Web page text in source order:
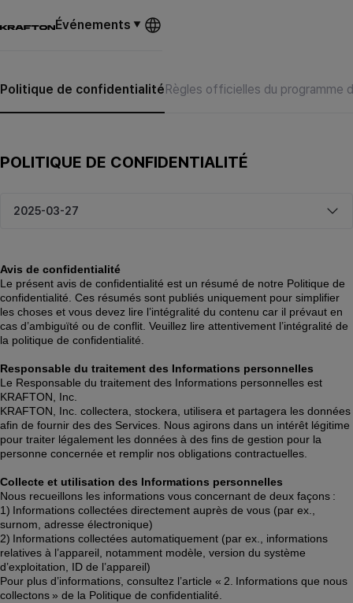
Événements
Politique de confidentialitéRègles officielles du programme
POLITIQUE DE CONFIDENTIALITÉ
Avis de confidentialité
Le présent avis de confidentialité est un résumé de notre Politique de
confidentialité. Ces résumés sont publiés uniquement pour simplifier
les choses et vous devez lire l’intégralité du contenu car il prévaut en
cas d’ambiguïté ou de conflit. Veuillez lire attentivement l’intégralité de
la politique de confidentialité.
Responsable du traitement des Informations personnelles
Le Responsable du traitement des Informations personnelles est
KRAFTON, Inc.
KRAFTON, Inc. collectera, stockera, utilisera et partagera les données
afin de fournir des des Services. Nous agirons dans un intérêt légitime
pour traiter légalement les données à des fins de gestion pour la
personne concernée et remplir nos obligations contractuelles.
Collecte et utilisation des Informations personnelles
Nous recueillons les informations vous concernant de deux façons :
1) Informations collectées directement auprès de vous (par ex.,
surnom, adresse électronique)
2) Informations collectées automatiquement (par ex., informations
relatives à l’appareil, notamment modèle, version du système
d’exploitation, ID de l’appareil)
Pour plus d’informations, consultez l’article « 2. Informations que nous
collectons » de la Politique de confidentialité.